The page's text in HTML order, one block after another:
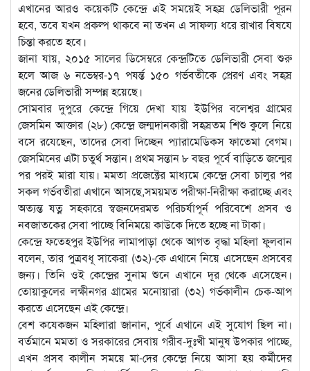
এখানের আরও কয়েকটি কেন্দ্রে এই সময়েই সহস্র ডেলিভারী পূরন
হবে, তবে যখন প্রকল্প থাকবে না তখন এ সাফল্য ধরে রাখার বিষযে
চিন্তা করতে হবে।
জানা যায়, ২০১৫ সালের ডিসেম্বরে কেন্দ্রটিতে ডেলিভারী সেবা শুরু
হলে আজ ৬ নভেম্বর-১৭ পযর্ন্ত ১৫০ গর্ভবতীকে প্রেরণ এবং সহস্র
জনের ডেলিভারী সম্পন্ন হয়েছে।
সোমবার দুপুরে কেন্দ্রে গিয়ে দেখা যায় ইউপির বলেশ্বর গ্রামের
জেসমিন আক্তার (২৮) কেন্দ্রে জন্মদানকারী সহস্রতম শিশু কুলে নিয়ে
বসে রযেছেন, তাদের সেবা দিচ্ছেন প্যারামেডিকস ফাতেমা বেগম।
জেসমিনের এটা চতুর্থ সন্তান। প্রথম সন্তান ৮ বছর পূর্বে বাড়িতে জন্মের
পর পরই মারা যায়। মমতা প্রজেক্টের মাধ্যমে কেন্দ্রে সেবা চালুর পর
সকল গর্ভবতীরা এখানে আসছে,সময়মত পরীক্ষা-নিরীক্ষা করাচ্ছে এবং
অত্যন্ত যত্ন সহকারে স্বজনদেরমত পরিচর্যাপূর্ন পরিবেশে প্রসব ও
নবজাতকের সেবা পাচ্ছে বিনিময়ে কাউকে দিতে হচ্ছে না টাকা।
কেন্দ্রে ফতেহপুর ইউপির লামাপাড়া থেকে আগত বৃদ্ধা মহিলা ফুলবান
বলেন, তার পুত্রবধূ সাকেরা (৩২)-কে এথানে নিয়ে এসেছেন প্রসবের
জন্য। তিনি ওই কেন্দ্রের সুনাম শুনে এখানে দূর থেকে এসেছেন।
তোয়াকুলের লক্ষীনগর গ্রামের মনোয়ারা (৩২) গর্ভকালীন চেক-আপ
করতে এসেছেন এই কেন্দ্রে।
বেশ কযেকজন মহিলারা জানান, পূর্বে এখানে এই সুযোগ ছিল না।
বর্তমানে মমতা ও সরকারের সেবায় গরীব-দুঃখী মানুষ উপকার পাচ্ছে,
এখন প্রসব কালীন সময়ে মা-দের কেন্দ্রে নিয়ে আসা হয় কর্মীদের